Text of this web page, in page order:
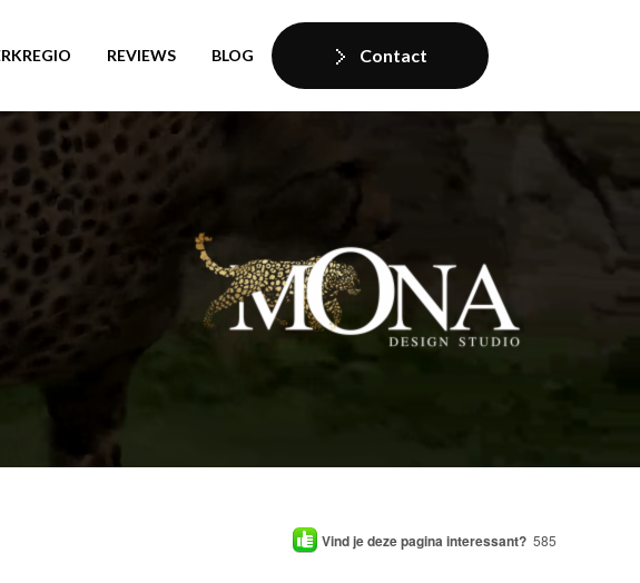
REVIEWS BLOG Contact
Vind je deze pagina interessant? 585